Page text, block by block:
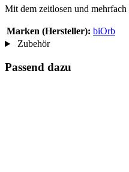
Mit dem zeitlosen und
Marken (Hersteller): biOrb
Zubehör
Passend dazu